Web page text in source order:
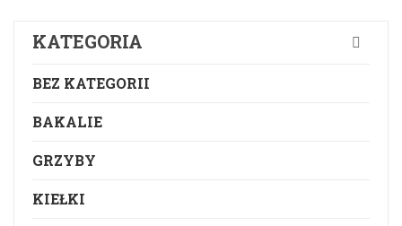
KATEGORIA
BEZ KATEGORII
BAKALIE
GRZYBY
KIEŁKI